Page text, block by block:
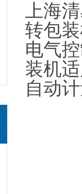
上海
转包
电气
装机
自动